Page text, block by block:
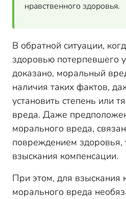
нравственного здоровья.
В обратной ситуации,
здоровью потерпевшего
доказано, моральный
наличия таких фактов,
установить степень или
вреда. Даже
морального вреда,
повреждением здоровья,
взыскания компенсации.
При этом, для взыскания
морального вреда